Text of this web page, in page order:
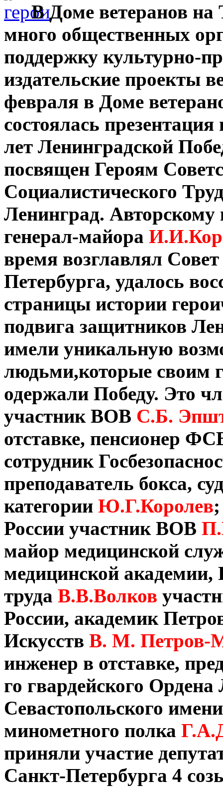
В Доме ветеранов
много общественных
поддержку культурно-
издательские проекты
февраля в Доме
состоялась
лет Ленинградской
посвящен Героям
Социалистического
Ленинград. Авторскому
генерал-майора
время возглавлял
Петербурга, удалось
страницы истории
подвига защитников
имели уникальную
людьми,которые своим
одержали Победу. Это
участник ВОВ С.Б.
отставке, пенсионер
сотрудник
преподаватель бокса,
категории Ю.Г.Королев
России участник ВОВ
майор медицинской
медицинской академии,
труда В.В.Волков
России, академик
Искусств В. М. Петров-
инженер в отставке,
го гвардейского
Севастопольского
минометного полка
приняли участие
Санкт-Петербурга 4